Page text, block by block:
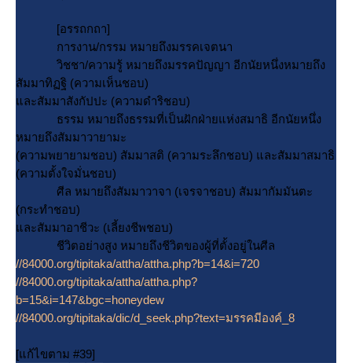
[อรรถกถา]
การงาน/กรรม หมายถึงมรรคเจตนา
วิชชา/ความรู้ หมายถึงมรรคปัญญา อีกนัยหนึ่งหมายถึง
สัมมาทิฏฐิ (ความเห็นชอบ)
ละสัมมาสังกัปปะ (ความดำริชอบ)
ธรรม หมายถึงธรรมที่เป็นฝักฝ่ายแห่งสมาธิ อีกนัยหนึ่ง
หมายถึงสัมมาวายามะ
(ความพยายามชอบ) สัมมาสติ (ความระลึกชอบ) และสัมมาสมาธิ
(ความตั้งใจมั่นชอบ)
ศีล หมายถึงสัมมาวาจา (เจรจาชอบ) สัมมากัมมันตะ
(กระทำชอบ)
ละสัมมาอาชีวะ (เลี้ยงชีพชอบ)
ชีวิตอย่างสูง หมายถึงชีวิตของผู้ที่ตั้งอยู่ในศีล
//84000.org/tipitaka/attha/attha.php?b=14&i=720
//84000.org/tipitaka/attha/attha.php?
b=15&i=147&bgc=honeydew
//84000.org/tipitaka/dic/d_seek.php?text=มรรคมีองค์_8
[แก้ไขตาม #39]